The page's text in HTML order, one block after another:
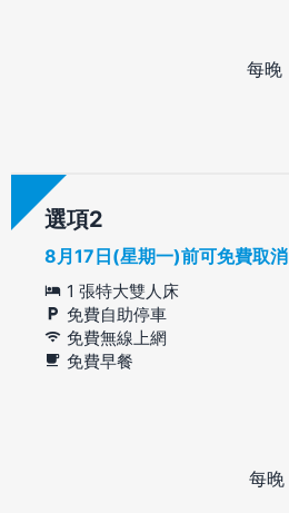
每晚
選項
8月17日(星期一)前可免費取消
1 張特大雙人床
免費自助停車
免費無線上網
免費早餐
每晚